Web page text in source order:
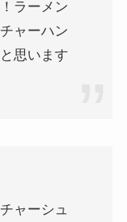
ラーメン
ャーハン
思います
ャーシュ